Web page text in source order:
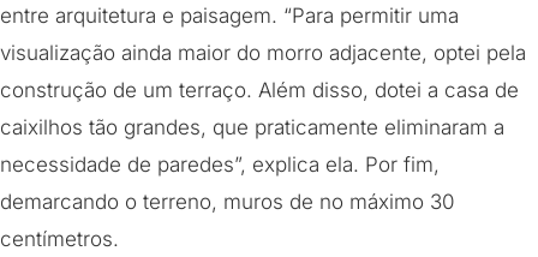
entre arquitetura e paisagem. “Para permitir uma
visualização ainda maior do morro adjacente, optei pela
construção de um terraço. Além disso, dotei a casa de
caixilhos tão grandes, que praticamente eliminaram a
necessidade de paredes”, explica ela. Por fim,
demarcando o terreno, muros de no máximo 30
centímetros.